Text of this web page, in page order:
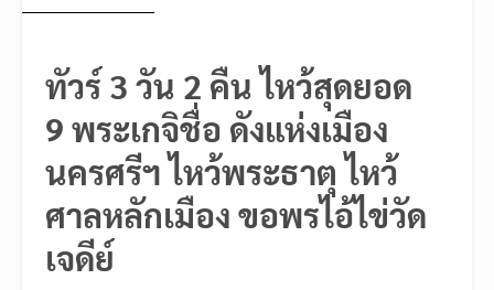
ทัวร์ 3 วัน 2 คืน ไหว้สุดยอด
9 พระเกจิชื่อ ดังแห่งเมือง
นครศรีฯ ไหว้พระธาตุ ไหว้
ศาลหลักเมือง ขอพรไอ้ไข่วัด
เจดีย์